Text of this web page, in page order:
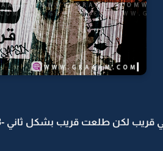
قريب لكن طلعت قريب بشكل ثاني -18